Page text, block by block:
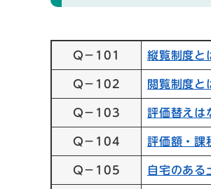
Q－101 縦覧制度と
Q－102 閲覧制度と
Q－103 評価替えは
Q－104 評価額・課
Q－105 自宅のある